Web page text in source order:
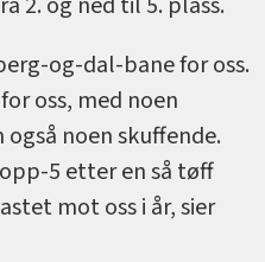
og-dal-bane for oss.
oss, med noen
noen skuffende.
5 etter en så tøff
mot oss i år, sier